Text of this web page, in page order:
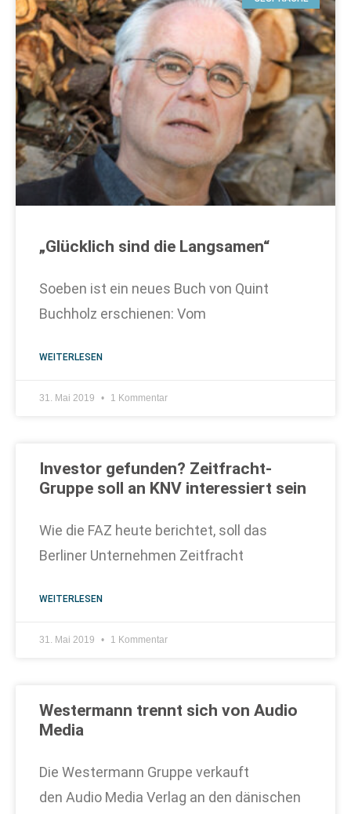
„Glücklich sind die Langsamen“
Soeben ist ein neues Buch von Quint
Buchholz erschienen: Vom
WEITERLESEN
31. Mai 2019 1 Kommentar
Investor gefunden? Zeitfracht-
Gruppe soll an KNV interessiert sein
Wie die FAZ heute berichtet, soll das
Berliner Unternehmen Zeitfracht
WEITERLESEN
31. Mai 2019 1 Kommentar
Westermann trennt sich von Audio
Media
Die Westermann Gruppe verkauft
den Audio Media Verlag an den dänischen